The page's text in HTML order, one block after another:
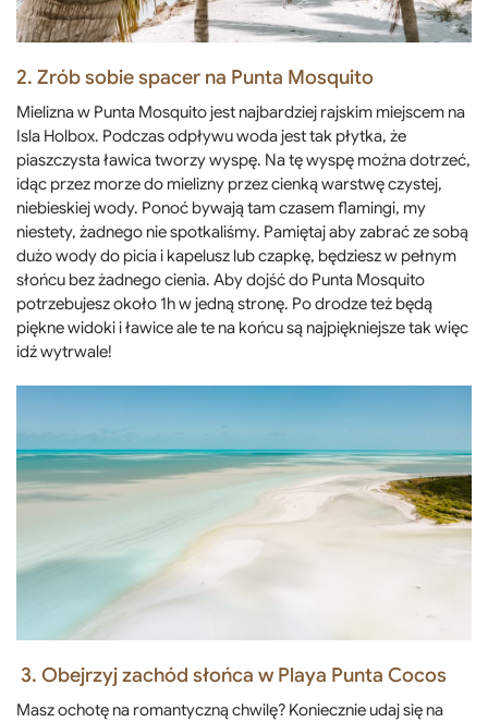
2. Zrób sobie spacer na Punta Mosquito
Mielizna w Punta Mosquito jest najbardziej rajskim miejscem na
Isla Holbox. Podczas odpływu woda jest tak płytka, że ​​
piaszczysta ławica tworzy wyspę. Na tę wyspę można dotrzeć,
idąc przez morze do mielizny przez cienką warstwę czystej,
niebieskiej wody. Ponoć bywają tam czasem flamingi, my
niestety, żadnego nie spotkaliśmy. Pamiętaj aby zabrać ze sobą
dużo wody do picia i kapelusz lub czapkę, będziesz w pełnym
słońcu bez żadnego cienia. Aby dojść do Punta Mosquito
potrzebujesz około 1h w jedną stronę. Po drodze też będą
piękne widoki i ławice ale te na końcu są najpiękniejsze tak więc
idź wytrwale!
3. Obejrzyj zachód słońca w Playa Punta Cocos
Masz ochotę na romantyczną chwilę? Koniecznie udaj się na